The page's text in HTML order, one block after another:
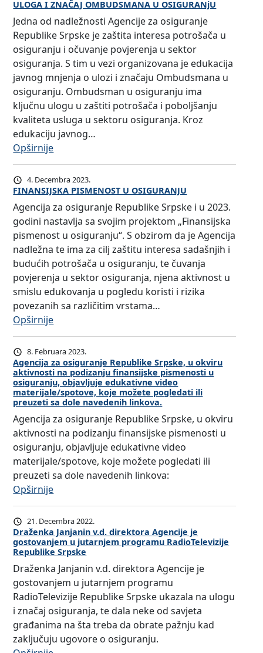
e
n
c
i
j
a
z
a
o
s
r
n
j
e
R
e
p
u
b
l
k
e
S
r
s
k
e
,
u
o
k
v
i
r
u
a
k
t
i
v
ULOGA I ZNAČAJ OMBUDSMANA U OSIGURANjU
Jedna od nadležnosti Agencije za osiguranje
Republike Srpske je zaštita interesa potrošača u
osiguranju i očuvanje povjerenja u sektor
osiguranja. S tim u vezi organizovana je edukacija
javnog mnjenja o ulozi i značaju Ombudsmana u
osiguranju. Ombudsman u osiguranju ima
ključnu ulogu u zaštiti potrošača i poboljšanju
kvaliteta usluga u sektoru osiguranja. Kroz
edukaciju javnog…
Opširnije:
U
L
O
G
A
I
Z
N
A
Č
A
B
U
D
S
M
A
N
A
U
G
U
R
A
N
j
U
4. Decembra 2023.
FINANSIJSKA PISMENOST U OSIGURANJU
Agencija za osiguranje Republike Srpske i u 2023.
godini nastavlja sa svojim projektom „Finansijska
pismenost u osiguranju“. S obzirom da je Agencija
nadležna te ima za cilj zaštitu interesa sadašnjih i
budućih potrošača u osiguranju, te čuvanja
povjerenja u sektor osiguranja, njena aktivnost u
smislu edukovanja u pogledu koristi i rizika
povezanih sa različitim vrstama…
Opširnije:
F
I
N
A
N
S
I
J
S
K
A
P
M
E
N
O
S
T
U
O
S
8. Februara 2023.
Agencija za osiguranje Republike Srpske, u okviru
aktivnosti na podizanju finansijske pismenosti u
osiguranju, objavljuje edukativne video
materijale/spotove, koje možete pogledati ili
preuzeti sa dole navedenih linkova.
Agencija za osiguranje Republike Srpske, u okviru
aktivnosti na podizanju finansijske pismenosti u
osiguranju, objavljuje edukativne video
materijale/spotove, koje možete pogledati ili
preuzeti sa dole navedenih linkova:
Opširnije:
A
g
e
n
c
i
j
a
z
a
o
21. Decembra 2022.
Draženka Janjanin v.d. direktora Agencije je
gostovanjem u jutarnjem programu RadioTelevizije
Republike Srpske
Draženka Janjanin v.d. direktora Agencije je
gostovanjem u jutarnjem programu
RadioTelevizije Republike Srpske ukazala na ulogu
i značaj osiguranja, te dala neke od savjeta
građanima na šta treba da obrate pažnju kad
zaključuju ugovore o osiguranju.